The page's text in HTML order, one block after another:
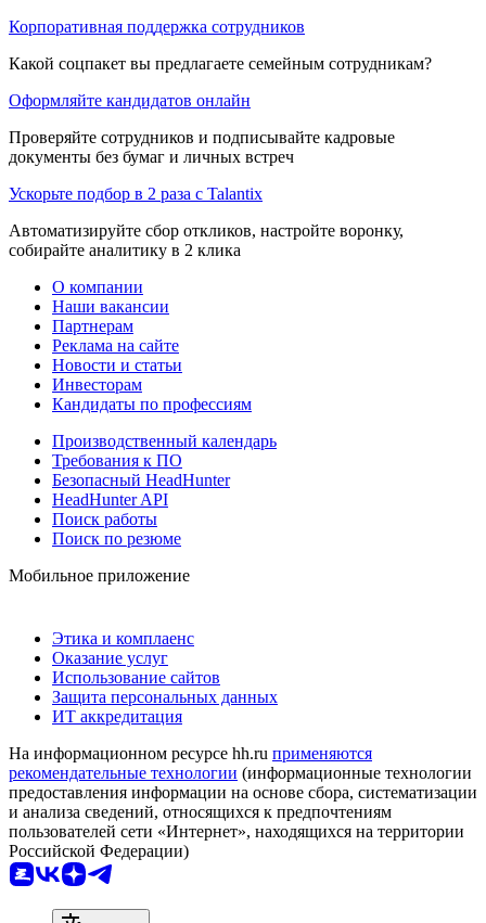
Корпоративная поддержка сотрудников
Какой соцпакет вы предлагаете семейным сотрудникам?
Оформляйте кандидатов онлайн
Проверяйте сотрудников и подписывайте кадровые
документы без бумаг и личных встреч
Ускорьте подбор в 2 раза с Talantix
Автоматизируйте сбор откликов, настройте воронку,
собирайте аналитику в 2 клика
О компании
Наши вакансии
Партнерам
Реклама на сайте
Новости и статьи
Инвесторам
Кандидаты по профессиям
Производственный календарь
Требования к ПО
Безопасный HeadHunter
HeadHunter API
Поиск работы
Поиск по резюме
Мобильное приложение
Этика и комплаенс
Оказание услуг
Использование сайтов
Защита персональных данных
ИТ аккредитация
На информационном ресурсе hh.ru применяются
рекомендательные технологии (информационные технологии
предоставления информации на основе сбора, систематизации
и анализа сведений, относящихся к предпочтениям
пользователей сети «Интернет», находящихся на территории
Российской Федерации)